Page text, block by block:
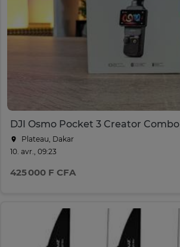
DJI Osmo Pocket 3 Creator Combo
Plateau, Dakar
10. avr., 09:23
425 000 F CFA